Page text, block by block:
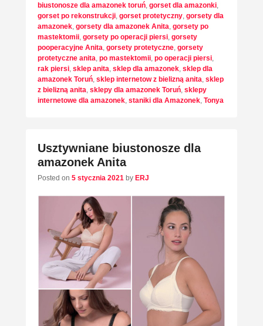
biustonosze dla amazonek toruń gorset dla amazonki
gorset po rekonstrukcji gorset protetyczny gorsety dla
amazonek gorsety dla amazonek Anita gorsety po
mastektomii gorsety po operacji piersi gorsety
pooperacyjne Anita gorsety protetyczne gorsety
protetyczne anita po mastektomii po operacji piersi
rak piersi sklep anita sklep dla amazonek sklep dla
amazonek Toruń sklep internetow z bielizną anita sklep
z bielizną anita sklepy dla amazonek Toruń sklepy
internetowe dla amazonek staniki dla Amazonek Tonya
Usztywniane biustonosze dla
amazonek Anita
Posted on 5 stycznia 2021 by ERJ